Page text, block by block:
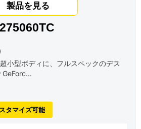
製品を見る
小型ボディに、フルスペックのデス
GeForc...
タマイズ可能